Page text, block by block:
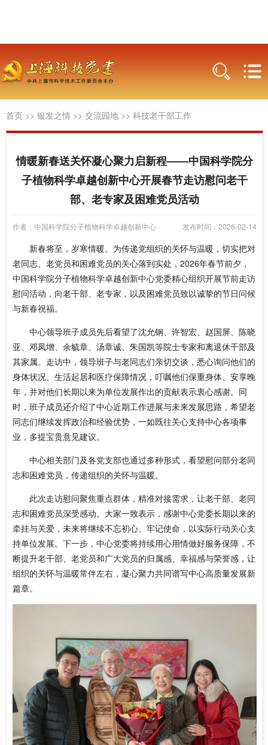
首页 >> 银发之情 >> 交流园地 >> 科技老干部工作
情暖新春送关怀凝心聚力启新程——中国科学院分
子植物科学卓越创新中心开展春节走访慰问老干
部、老专家及困难党员活动
作者：中国科学院分子植物科学卓越创新中心 发布时间：2026-02-14
新春将至，岁寒情暖。为传递党组织的关怀与温暖 ， 切实把对
老同志、老党员和困难党员的关心落到实处，2026年春节前夕，
中国科学院分子植物科学卓越创新中心党委精心组织开展节前走访
慰问活动，向老干部、老专家，以及困难党员致以诚挚的节日问候
与新春祝福。
中心领导班子成员先后看望了沈允钢、许智宏、赵国屏、陈晓
亚、邓凤增、余毓章、汤章诚、朱国凯等院士专家和离退休干部及
其家属。走访中，领导班子与老同志们亲切交谈，悉心询问他们的
身体状况、生活起居和医疗保障情况，叮嘱他们保重身体、安享晚
年，并对他们长期以来为单位发展作出的贡献表示衷心感谢。同
时，班子成员还介绍了中心近期工作进展与未来发展思路，希望老
同志们继续发挥政治和经验优势，一如既往关心支持中心各项事
业，多提宝贵意见建议。
中心相关部门及各党支部也通过多种形式，看望慰问部分老同
志和困难党员，传递组织的关怀与温暖。
此次走访慰问聚焦重点群体，精准对接需求，让老干部、老同
志和困难党员深受感动。大家一致表示，感谢中心党委长期以来的
牵挂与关爱，未来将继续不忘初心、牢记使命，以实际行动关心支
持单位发展。下一步，中心党委将持续用心用情做好服务保障，不
断提升老干部、老党员和广大党员的归属感、幸福感与荣誉感，让
组织的关怀与温暖常伴左右，凝心聚力共同谱写中心高质量发展新
篇章。